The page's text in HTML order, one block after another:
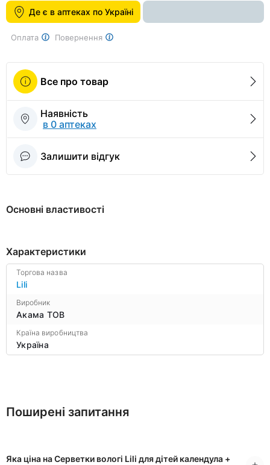
of
1
Де є в аптеках по Україні
Оплата Повернення
Все про товар
Наявність
в 0 аптеках
Залишити відгук
Основні властивості
Характеристики
Торгова назва
Lili
Виробник
Акама ТОВ
Країна виробництва
Україна
Поширені запитання
Яка ціна на Серветки вологі Lili для дітей календула +